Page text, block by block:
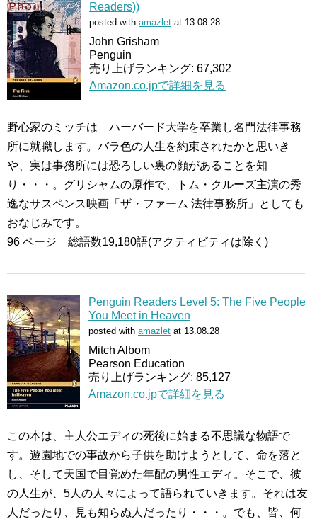
Readers))
posted with amazlet at 13.08.28
John Grisham
Penguin
売り上げランキング: 67,302
Amazon.co.jpで詳細を見る
野心家のミッチは ハーバード大学を卒業し名門法律事務
所に就職します。バラ色の人生を約束されたかと思いき
や、実は事務所には恐ろしい裏の顔があることを知
り・・・。グリシャムの原作で、トム・クルーズ主演の秀
逸なサスペンス映画「ザ・ファーム 法律事務所」としても
おなじみです。
96 ページ 総語数19,180語(アクティビティは除く)
Penguin Readers Level 5: The Five People
You Meet in Heaven
posted with amazlet at 13.08.28
Mitch Albom
Pearson Education
売り上げランキング: 85,127
Amazon.co.jpで詳細を見る
この本は、主人公エディの死後に始まる不思議な物語で
す。遊園地での事故から子供を助けようとして、命を落と
し、そして天国で目覚めた年配の男性エディ。そこで、彼
の人生が、5人の人々によって語られていきます。それは友
人だったり、見も知らぬ人だったり・・・。でも、皆、何